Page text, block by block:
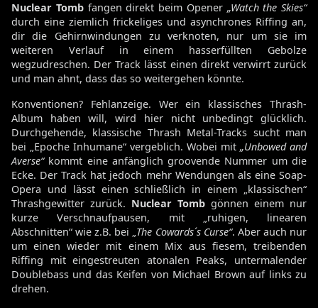
Nuclear Tombfangen direkt beim Opener „Watch the Skies“
durch eine ziemlich frickeliges und asynchrones Riffing an,
dir die Gehirnwindungen zu verknoten, nur um sie im
weiteren Verlauf in einem hasserfüllten Gebolze
wegzudreschen. Der Track lässt einen direkt verwirrt zurück
und man ahnt, dass das so weitergehen könnte.
Konventionen? Fehlanzeige. Wer ein klassisches Thrash-
Album haben will, wird hier nicht unbedingt glücklich.
Durchgehende, klassische Thrash Metal-Tracks sucht man
bei „Epoche Inhumane“ vergeblich. Wobei mit „Unbowed and
Averse“kommt eine anfänglich groovende Nummer um die
Ecke. Der Track hat jedoch mehr Wendungen als eine Soap-
Opera und lässt einen schließlich in einem „klassischen“
Thrashgewitter zurück. Nuclear Tomb gönnen einem nur
kurze Verschnaufpausen, mit „ruhigen, linearen
Abschnitten“ wie z.B. bei „The Cowards´s Curse“. Aber auch nur
um einen wieder mit einem Mix aus fiesem, treibenden
Riffing mit eingestreuten atonalen Peaks, untermalender
Doublebass und das Keifen von Michael Brown auf links zu
drehen.